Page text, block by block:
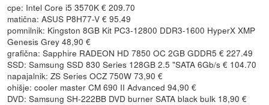
cpe: Intel Core i5 3570K € 209.70
matična: ASUS P8H77-V € 95.49
pomnilnik: Kingston 8GB Kit PC3-12800 DDR3-1600 HyperX XMP
Genesis Grey 48,90 €
grafična: Sapphire RADEON HD 7850 OC 2GB GDDR5 € 227.49
SSD: Samsung SSD 830 Series 128GB 2.5 "SATA 6Gb/s € 104.70
napajalnik: ZS Series OCZ 750W 73,90 €
ohišje: cooler master CM 690 II Advanced 94,90 €
DVD: Samsung SH-222BB DVD burner SATA black bulk 18,90 €